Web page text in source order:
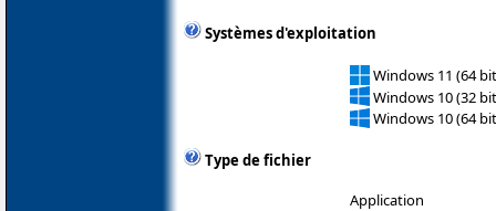
Systèmes d'exploitation
Windows 11 (64
Windows 10 (32
Windows 10 (64
Type de fichier
Application